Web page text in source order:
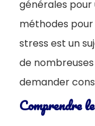
générales pour
méthodes pour
stress est un
de
demander
Comprendre